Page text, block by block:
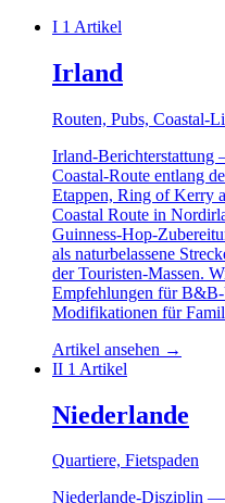
I 1 Artikel
Irland
Routen, Pubs, Coastal-
Irland-
Coastal-Route entlang
Etappen, Ring of Kerry
Coastal Route in
Guinness-Hop-
als naturbelassene
der Touristen-Massen.
Empfehlungen für
Modifikationen für
Artikel ansehen →
II 1 Artikel
Niederlande
Quartiere, Fietspaden
Niederlande-Disziplin —